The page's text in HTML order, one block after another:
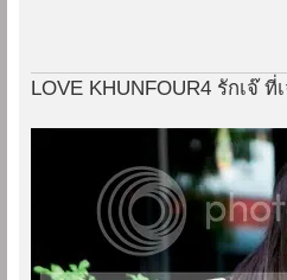
LOVE KHUNFOUR4 รักเจ๊ ที่